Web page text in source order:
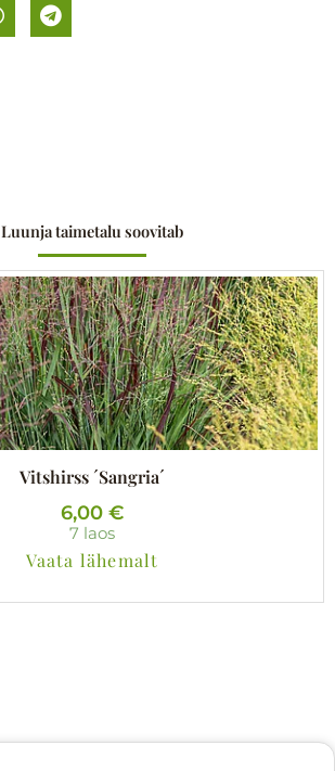
Luunja taimetalu soovitab
Vitshirss ´Sangria´
6,00 €
7 laos
Vaata lähemalt